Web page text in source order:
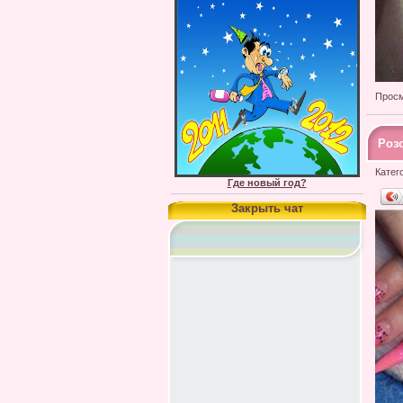
Где новый год?
Закрыть чат